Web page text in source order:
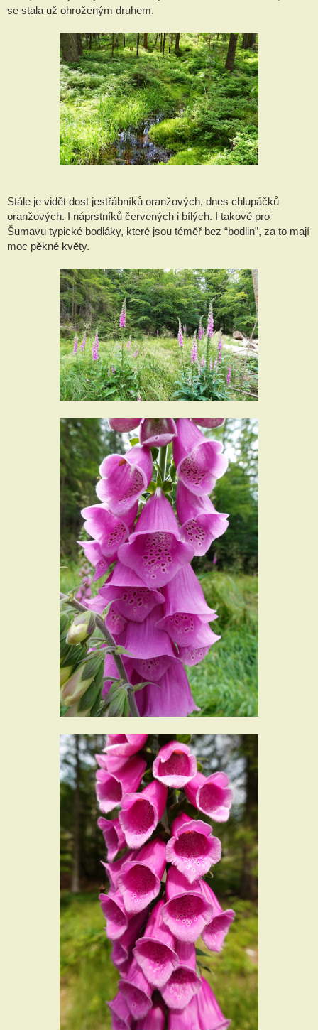
se stala už ohroženým druhem.
Stále je vidět dost jestřábníků oranžových, dnes chlupáčků
oranžových. I náprstníků červených i bílých. I takové pro
Šumavu typické bodláky, které jsou téměř bez “bodlin”, za to mají
moc pěkné květy.